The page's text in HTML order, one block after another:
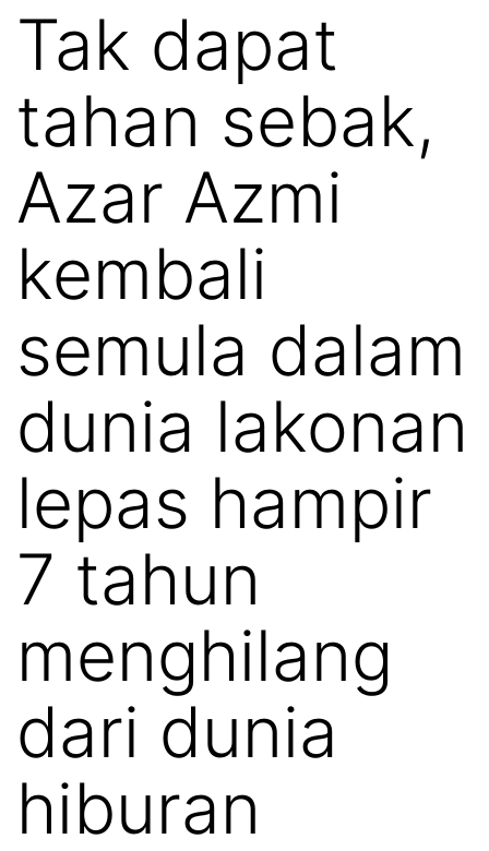
Tak dapat
tahan sebak,
Azar Azmi
kembali
semula dalam
dunia lakonan
lepas hampir
7 tahun
menghilang
dari dunia
hiburan